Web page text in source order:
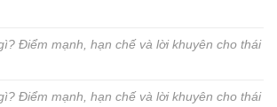
Điểm mạnh, hạn chế và lời khuyên cho thái
Điểm mạnh, hạn chế và lời khuyên cho thái